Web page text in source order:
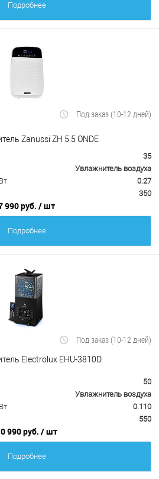
Подробнее
Под заказ (10-12 дней)
Zanussi ZH 5.5 ONDE
35
Увлажнитель воздуха
0.27
350
990 руб. / шт
Подробнее
Под заказ (10-12 дней)
Electrolux EHU-3810D
50
Увлажнитель воздуха
0.110
550
990 руб. / шт
Подробнее